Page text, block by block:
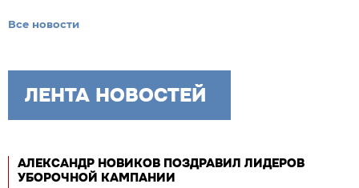
Все новости
ЛЕНТА НОВОСТЕЙ
АЛЕКСАНДР НОВИКОВ ПОЗДРАВИЛ ЛИДЕРОВ
УБОРОЧНОЙ КАМПАНИИ